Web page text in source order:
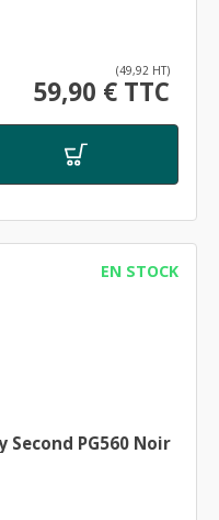
(49,92 HT)
59,90 € TTC
EN STOCK
Second PG560 Noir